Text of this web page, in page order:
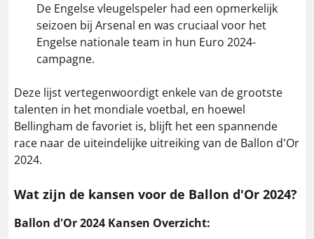
De Engelse vleugelspeler had een opmerkelijk
seizoen bij Arsenal en was cruciaal voor het
Engelse nationale team in hun Euro 2024-
campagne​.
Deze lijst vertegenwoordigt enkele van de grootste
talenten in het mondiale voetbal, en hoewel
Bellingham de favoriet is, blijft het een spannende
race naar de uiteindelijke uitreiking van de Ballon d'Or
2024.
Wat zijn de kansen voor de Ballon d'Or 2024?
Ballon d'Or 2024 Kansen Overzicht: